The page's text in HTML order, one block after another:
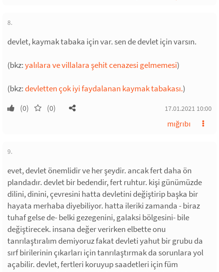
8.
devlet, kaymak tabaka için var. sen de devlet için varsın.
(bkz:yalılara ve villalara şehit cenazesi gelmemesi)
(bkz:devletten çok iyi faydalanan kaymak tabakası.)
(0) (0) 17.01.2021 10:00
mığrıbı
9.
evet, devlet önemlidir ve her şeydir. ancak fert daha ön
plandadır. devlet bir bedendir, fert ruhtur. kişi günümüzde
dilini, dinini, çevresini hatta devletini değiştirip başka bir
hayata merhaba diyebiliyor. hatta ileriki zamanda - biraz
tuhaf gelse de- belki gezegenini, galaksi bölgesini- bile
değiştirecek. insana değer verirken elbette onu
tanrılaştıralım demiyoruz fakat devleti yahut bir grubu da
sırf birilerinin çıkarları için tanrılaştırmak da sorunlara yol
açabilir. devlet, fertleri koruyup saadetleri için füm